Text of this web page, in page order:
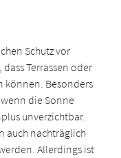
Schutz vor
Terrassen oder
können. Besonders
die Sonne
unverzichtbar.
auch nachträglich
Allerdings ist